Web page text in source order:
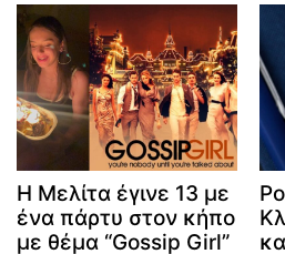
Η Μελίτα έγινε 13 με
ένα πάρτυ στον κήπο
με θέμα “Gossip Girl”